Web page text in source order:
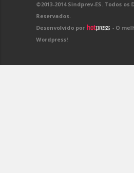
©2013-2014 Sindprev-ES. Todos os
Reservados.
Desenvolvido por
- O
Wordpress!